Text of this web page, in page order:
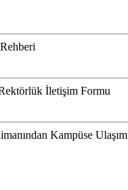
İletişim Formu
Kampüse Ulaşım